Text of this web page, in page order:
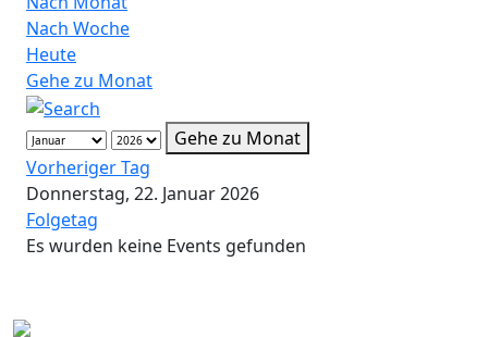
Nach Woche
Heute
Gehe zu Monat
Gehe zu Monat
Vorheriger Tag
Donnerstag, 22. Januar 2026
Folgetag
Es wurden keine Events gefunden